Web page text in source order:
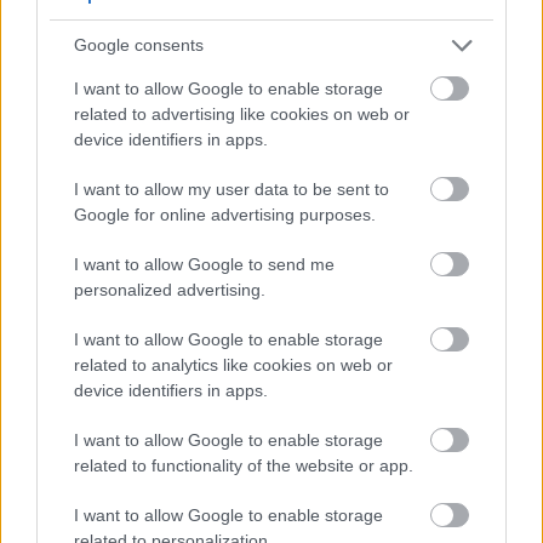
Google consents
I want to allow Google to enable storage
related to advertising like cookies on web or
device identifiers in apps.
I want to allow my user data to be sent to
Google for online advertising purposes.
I want to allow Google to send me
personalized advertising.
I want to allow Google to enable storage
related to analytics like cookies on web or
device identifiers in apps.
I want to allow Google to enable storage
related to functionality of the website or app.
I want to allow Google to enable storage
View this post on Instagram
A post shared by Kelly Loufaki (@kelly_loufaki)
Για τους περισσότερους ανθρώπους ο κόσμος της
αναπηρίας είναι άγνωστος, τι σημαίνει «γυναίκα
με αναπηρία» στην Ελλάδα του 2022;
Στην